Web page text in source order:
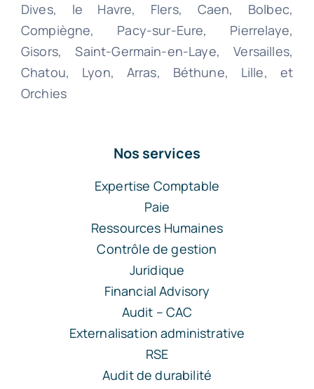
Dives, le Havre, Flers, Caen, Bolbec,
Compiègne, Pacy-sur-Eure, Pierrelaye,
Gisors, Saint-Germain-en-Laye, Versailles,
Chatou, Lyon, Arras, Béthune, Lille, et
Orchies
Nos services
Expertise Comptable
Paie
Ressources Humaines
Contrôle de gestion
Juridique
Financial Advisory
Audit – CAC
Externalisation administrative
RSE
Audit de durabilité